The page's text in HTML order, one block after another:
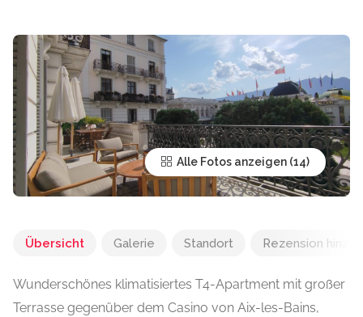
Alle Fotos anzeigen
Übersicht Galerie Standort Rezension
Wunderschönes klimatisiertes T4-Apartment mit großer
Terrasse gegenüber dem Casino von Aix-les-Bains,